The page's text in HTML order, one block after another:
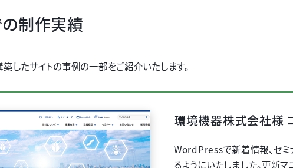
制作実績
したサイトの事例の一部をご紹介いたします。
環境機器株式会社様
WordPressで新着情報、セミ
るようにいたしました。更新